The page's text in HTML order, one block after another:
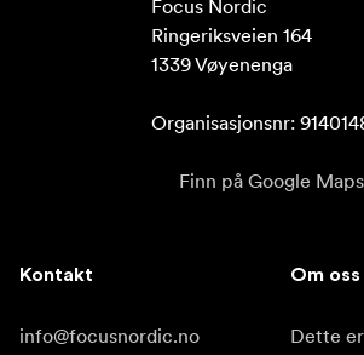
Instruksjon
Linsedeksler
Focus Nordic
Ringeriksveien 164
1339 Vøyenenga
Organisasjonsnr:
Finn på Google Maps
Kontakt
info@focusnordic.no
Om oss
Dette